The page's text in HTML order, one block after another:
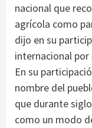
nacional que
agrícola como
dijo en su
internacional por
En su
nombre del
que durante
como un modo